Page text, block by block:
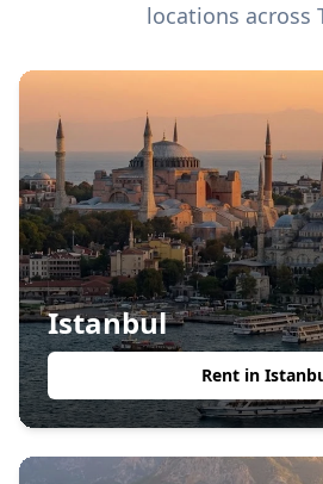
locations across
Istanbul
Rent in